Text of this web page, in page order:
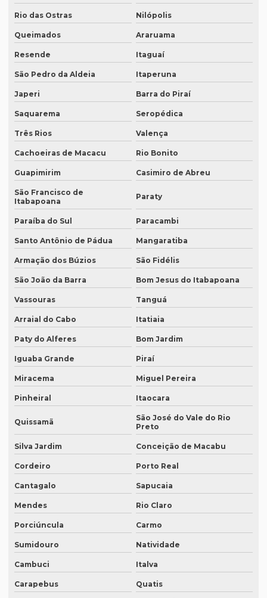
Empresa de legendagem sp
Empresa de legendagem de vídeos em espanhol
Empresa que apostila tradução juramentada
Empresa que apostila tradução juramentada em campinas
Empresa que apostila tradução juramentada em porto alegre
Empresa que faz tradução juramentada
Empresa que faz tradução simultânea
Empresa que faz tradução simultânea em curitiba
Empresa que faz tradução simultânea em recife
Empresa que traduz artigos científicos
Empresa que traduz artigos científicos em brasília
Empresa que traduz artigos científicos em sp
Empresa que traduz textos jurídicos
Empresa que traduz textos jurídicos em campinas
Empresa que traduz textos jurídicos em fortaleza
Empresa que transcreve áudios em curitiba
Empresa que transcreve áudios em porto alegre
Empresa de revisão de textos em espanhol
Empresa de revisão de textos em francês
Empresa de revisão de textos técnicos
Empresa de tradução de artigos
Empresa de tradução de artigos em fortaleza
Empresa de tradução de artigos em inglês
Empresa de tradução de artigos no rio de janeiro
Empresa de tradução de artigos no rj
Empresa de tradução de artigos em porto alegre
Rio das Ostras Nilópolis
Queimados Araruama
Resende Itaguaí
São Pedro da Aldeia Itaperuna
Japeri Barra do Piraí
Saquarema Seropédica
Três Rios Valença
Cachoeiras de Macacu Rio Bonito
Guapimirim Casimiro de Abreu
São Francisco de
Itabapoana
Paraty
Paraíba do Sul Paracambi
Santo Antônio de Pádua Mangaratiba
Armação dos Búzios São Fidélis
São João da Barra Bom Jesus do Itabapoana
Vassouras Tanguá
Arraial do Cabo Itatiaia
Paty do Alferes Bom Jardim
Iguaba Grande Piraí
Miracema Miguel Pereira
Pinheiral Itaocara
Quissamã
São José do Vale do Rio
Preto
Silva Jardim Conceição de Macabu
Cordeiro Porto Real
Cantagalo Sapucaia
Mendes Rio Claro
Porciúncula Carmo
Sumidouro Natividade
Cambuci Italva
Carapebus Quatis